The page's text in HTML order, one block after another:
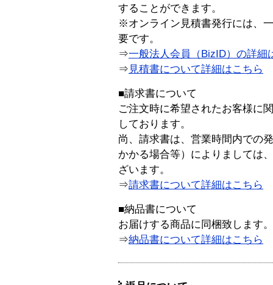
することができます。
※オンライン見積書発行には、
要です。
⇒一般法人会員（BizID）の詳細
⇒ 見積書について詳細はこちら
■請求書について
ご注文時に希望されたお客様に
しております。
尚、請求書は、営業時間内での
かかる場合等）によりましては
ざいます。
⇒請求書について詳細はこちら
■納品書について
お届けする商品に同梱致します。
⇒納品書について詳細はこちら